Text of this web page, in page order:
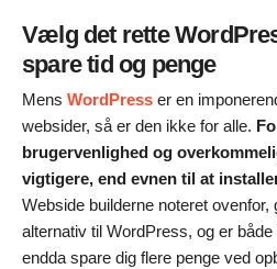
Vælg det rette
spare tid og penge
Mens WordPress er en
websider, så er den ikke for alle.
brugervenlighed og
vigtigere, end evnen til at
Webside builderne noteret ovenfor,
alternativ til WordPress, og er
endda spare dig flere penge ved